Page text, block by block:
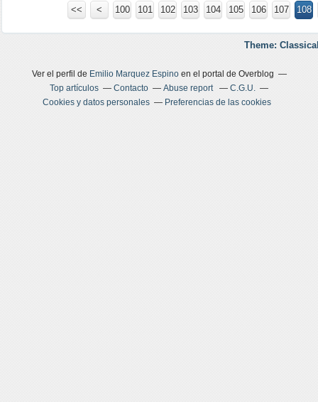
<< < 100 101 102 103 104 105 106 107 108
Theme:
Ver el perfil de Emilio Marquez Espinoen el portal de Overblog
Top artículos
Contacto Abuse report
C.G.U.
Cookies y datos personales
Preferencias de las cookies